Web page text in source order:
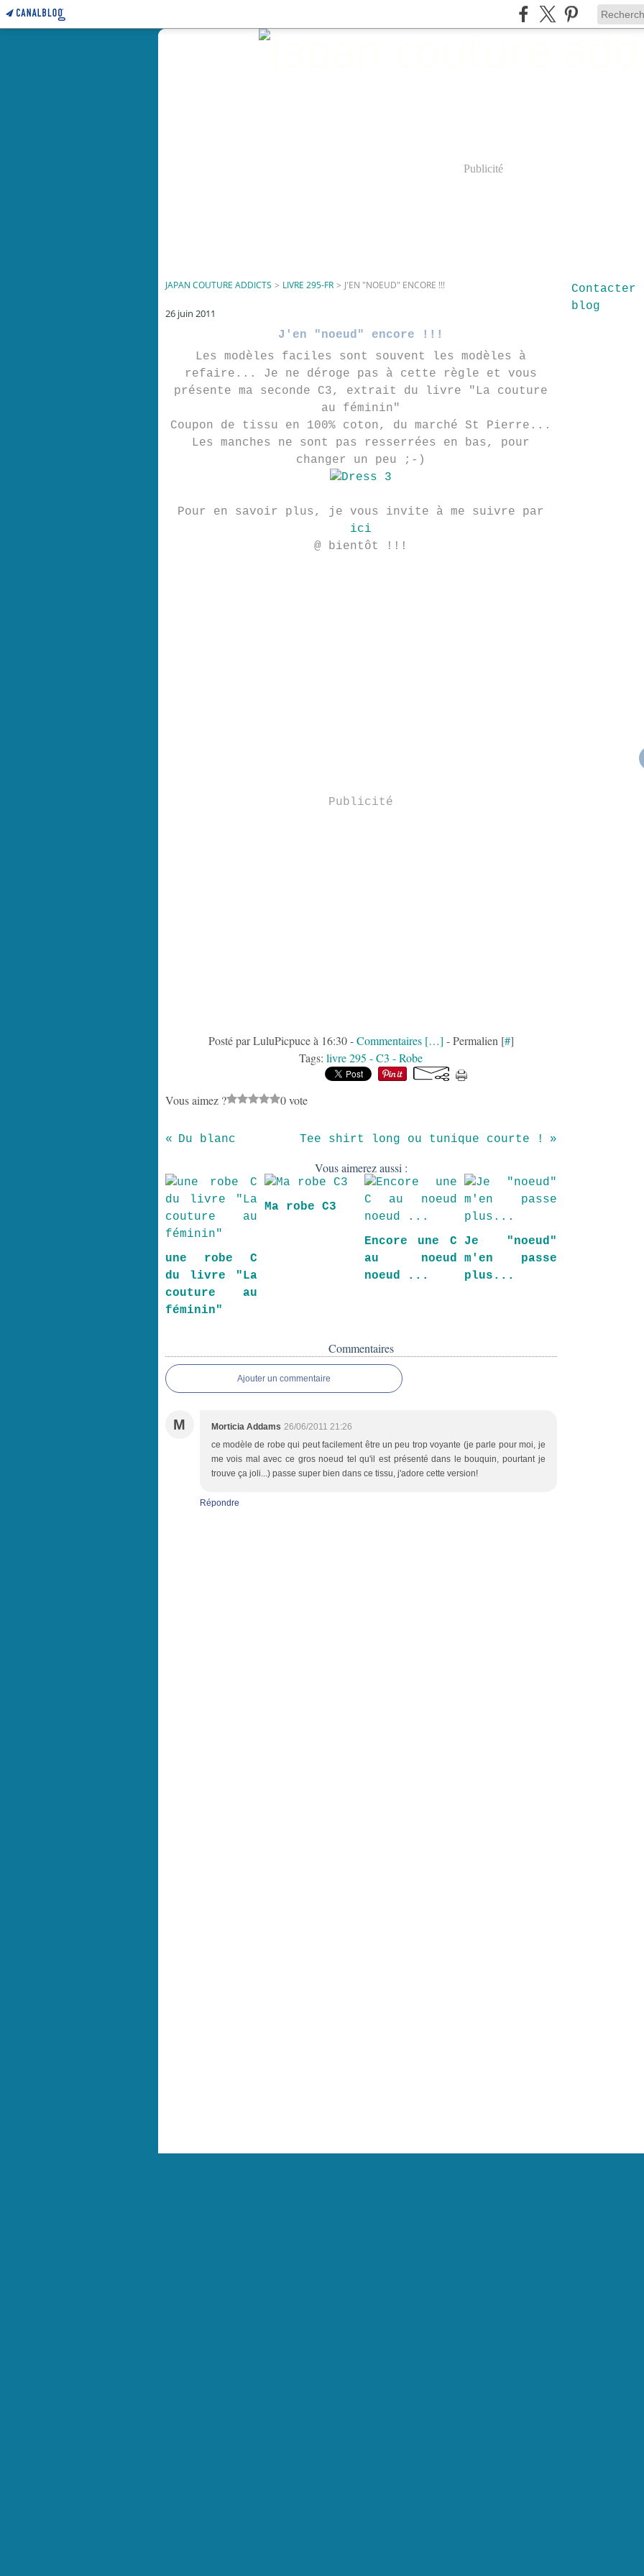
Publicité
JAPAN COUTURE ADDICTS > LIVRE 295-FR > J'EN "NOEUD" ENCORE !!!
26 juin 2011
J'en "noeud" encore !!!
Les modèles faciles sont souvent les modèles à
refaire... Je ne déroge pas à cette règle et vous
présente ma seconde C3, extrait du livre "La couture
au féminin"
Coupon de tissu en 100% coton, du marché St Pierre...
Les manches ne sont pas resserrées en bas, pour
changer un peu ;-)
Pour en savoir plus, je vous invite à me suivre par
ici
@ bientôt !!!
Publicité
Posté par LuluPicpuce à 16:30 -Commentaires […] - Permalien [#]
Tags: livre 295 - C3 - Robe
Vous aimez ? 0 vote
Du blanc Tee shirt long ou tunique courte !
Vous aimerez aussi :
une robe C
du livre "La
couture au
féminin"
Ma robe C3
Encore une C
au noeud
noeud ...
Je "noeud"
m'en passe
plus...
Commentaires
Ajouter un commentaire
M Morticia Addams 26/06/2011 21:26
ce modèle de robe qui peut facilement être un peu trop voyante (je parle pour moi, je
me vois mal avec ce gros noeud tel qu'il est présenté dans le bouquin, pourtant je
trouve ça joli...) passe super bien dans ce tissu, j'adore cette version!
Répondre
blog